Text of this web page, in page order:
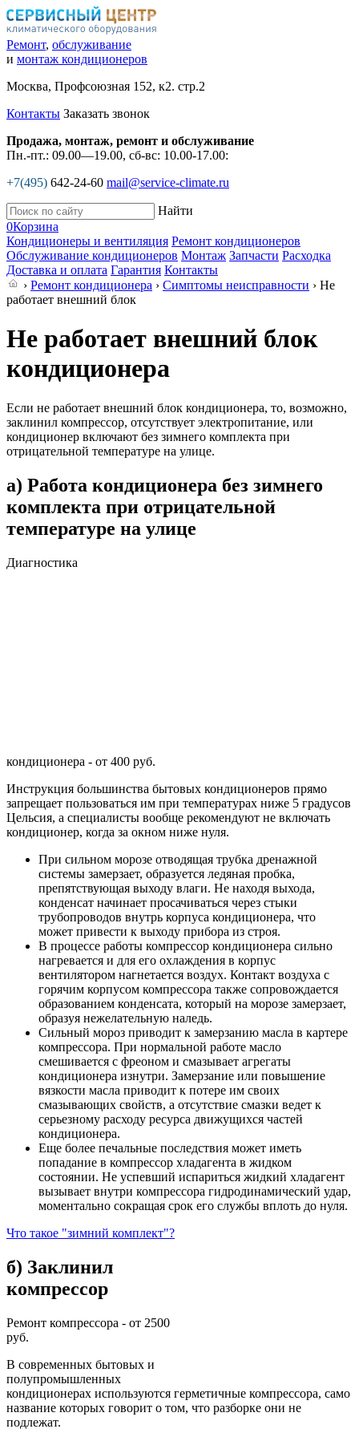
Ремонт, обслуживание
и монтаж кондиционеров
Москва, Профсоюзная 152, к2. стр.2
Контакты Заказать звонок
Продажа, монтаж, ремонт и обслуживание
Пн.-пт.: 09.00—19.00, сб-вс: 10.00-17.00:
+7(495) 642-24-60 mail@service-climate.ru
Найти
0Корзина
Кондиционеры и вентиляция Ремонт кондиционеров
Обслуживание кондиционеров Монтаж Запчасти Расходка
Доставка и оплата Гарантия Контакты
› Ремонт кондиционера › Симптомы неисправности › Не
работает внешний блок
Не работает внешний блок
кондиционера
Если не работает внешний блок кондиционера, то, возможно,
заклинил компрессор, отсутствует электропитание, или
кондиционер включают без зимнего комплекта при
отрицательной температуре на улице.
а) Работа кондиционера без зимнего
комплекта при отрицательной
температуре на улице
Диагностика
кондиционера - от 400 руб.
Инструкция большинства бытовых кондиционеров прямо
запрещает пользоваться им при температурах ниже 5 градусов
Цельсия, а специалисты вообще рекомендуют не включать
кондиционер, когда за окном ниже нуля.
При сильном морозе отводящая трубка дренажной
системы замерзает, образуется ледяная пробка,
препятствующая выходу влаги. Не находя выхода,
конденсат начинает просачиваться через стыки
трубопроводов внутрь корпуса кондиционера, что
может привести к выходу прибора из строя.
В процессе работы компрессор кондиционера сильно
нагревается и для его охлаждения в корпус
вентилятором нагнетается воздух. Контакт воздуха с
горячим корпусом компрессора также сопровождается
образованием конденсата, который на морозе замерзает,
образуя нежелательную наледь.
Сильный мороз приводит к замерзанию масла в картере
компрессора. При нормальной работе масло
смешивается с фреоном и смазывает агрегаты
кондиционера изнутри. Замерзание или повышение
вязкости масла приводит к потере им своих
смазывающих свойств, а отсутствие смазки ведет к
серьезному расходу ресурса движущихся частей
кондиционера.
Еще более печальные последствия может иметь
попадание в компрессор хладагента в жидком
состоянии. Не успевший испариться жидкий хладагент
вызывает внутри компрессора гидродинамический удар,
моментально сокращая срок его службы вплоть до нуля.
Что такое "зимний комплект"?
б) Заклинил
компрессор
Ремонт компрессора - от 2500
руб.
В современных бытовых и
полупромышленных
кондиционерах используются герметичные компрессора, само
название которых говорит о том, что разборке они не
подлежат.